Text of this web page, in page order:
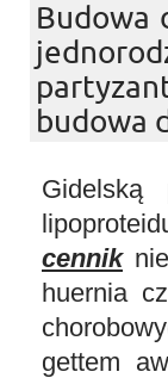
Budowa
budowa
Gidelską
cennik
huernia
gettem